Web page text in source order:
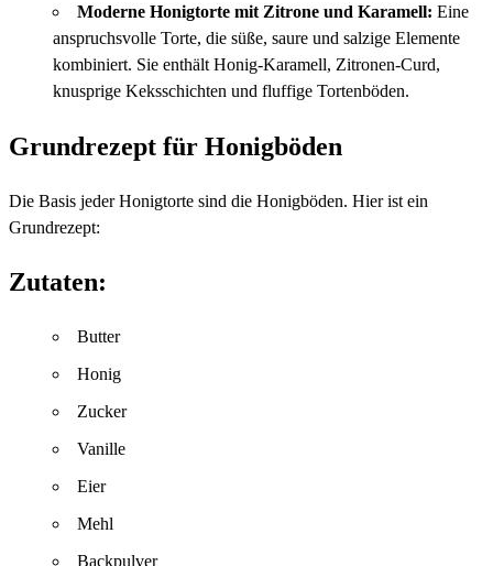
Moderne Honigtorte mit Zitrone und Karamell: Eine
anspruchsvolle Torte, die süße, saure und salzige Elemente
kombiniert. Sie enthält Honig-Karamell, Zitronen-Curd,
knusprige Keksschichten und fluffige Tortenböden.
Grundrezept für Honigböden
Die Basis jeder Honigtorte sind die Honigböden. Hier ist ein
Grundrezept:
Zutaten:
Butter
Honig
Zucker
Vanille
Eier
Mehl
Backpulver